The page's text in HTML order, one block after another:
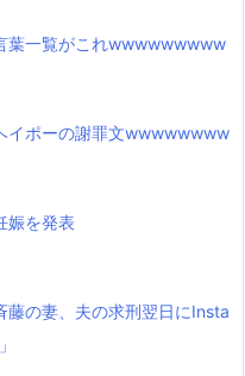
葉一覧がこれwwwwwwwww
イポーの謝罪文wwwwwwww
娠を発表
藤の妻、夫の求刑翌日にInsta